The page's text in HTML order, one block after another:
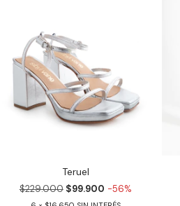
Teruel
$229.000 $99.900 -56%